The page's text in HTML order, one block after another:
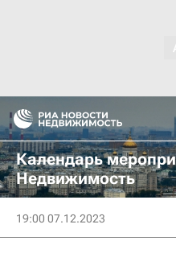
Календарь
Недвижимость
19:00 07.12.2023